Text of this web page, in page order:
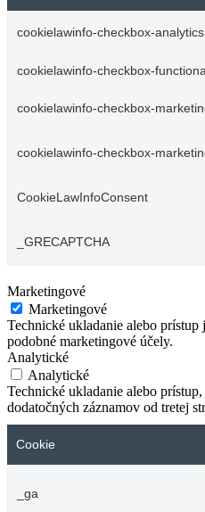
cookielawinfo-checkbox-analytics
cookielawinfo-checkbox-
cookielawinfo-checkbox-
cookielawinfo-checkbox-
CookieLawInfoConsent
_GRECAPTCHA
Marketingové
Marketingové
Technické ukladanie alebo
podobné marketingové účely.
Analytické
Analytické
Technické ukladanie alebo
dodatočných záznamov od tretej
Cookie
_ga